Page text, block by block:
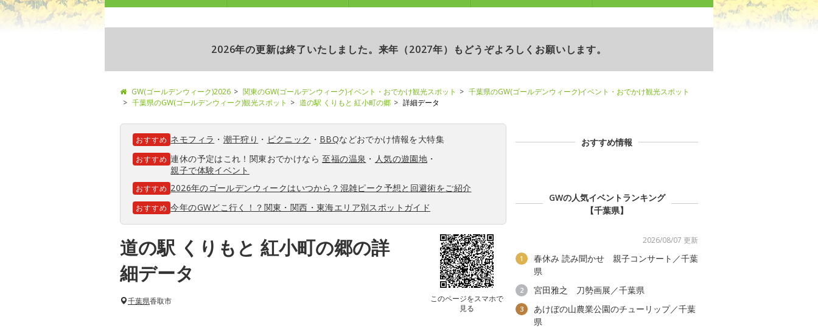
2026年の更新は終了いたしました。来年（2027年）もどうぞよろしくお願いします。
GW(ゴールデンウィーク)2026 関東のGW(ゴールデンウィーク)イベント・おでかけ観光スポット
千葉県のGW(ゴールデンウィーク)イベント・おでかけ観光スポット
千葉県のGW(ゴールデンウィーク)観光スポット
道の駅 くりもと 紅小町の郷 詳細データ
おすすめ ネモフィラ ・ 潮干狩り ・ ピクニック ・ BBQなどおでかけ情報を大特集
おすすめ 連休の予定はこれ！関東おでかけなら至福の温泉 ・ 人気の遊園地 ・
親子で体験イベント
おすすめ 2026年のゴールデンウィークはいつから？混雑ピーク予想と回避術をご紹介
おすすめ 今年のGWどこ行く！？関東・関西・東海エリア別スポットガイド
道の駅 くりもと 紅小町の郷の詳
細データ
このページをスマホで
見る
千葉県香取市
おすすめ情報
GWの人気イベントランキング
【千葉県】
2026/08/07 更新
1
春休み 読み聞かせ 親子コンサート／千葉
県
2 宮田雅之 刀勢画展／千葉県
3
あけぼの山農業公園のチューリップ／千葉
県